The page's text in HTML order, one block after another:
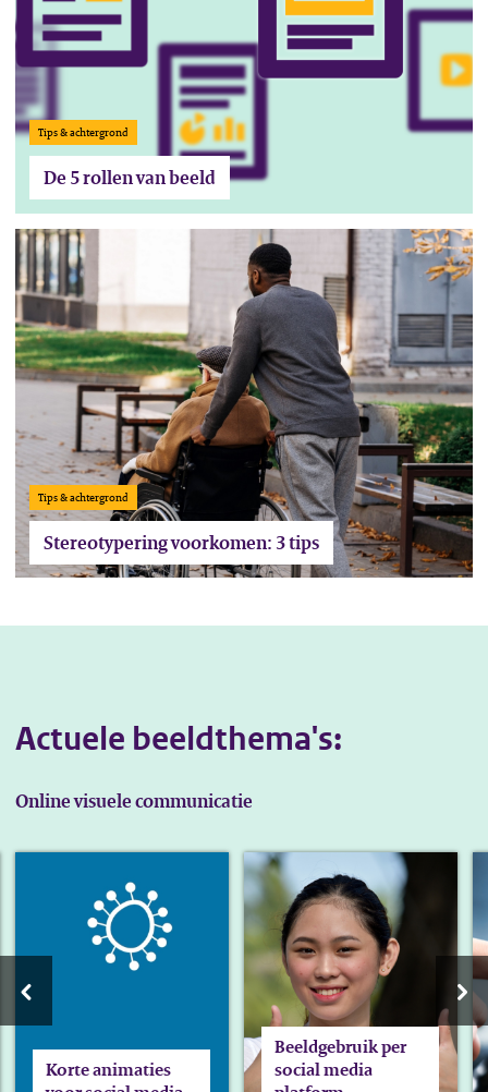
Tips & achtergrond
De 5 rollen van beeld
Lees het artikel Stereotypering voorkomen: 3 tips
Tips & achtergrond
Stereotypering voorkomen: 3 tips
Actuele beeldthema's:
Online visuele communicatie
Scroll naar links
Lees het artikel Korte animaties voor social media
Korte animaties
Lees het artikel Beeldgebruik per
Beeldgebruik per
social media